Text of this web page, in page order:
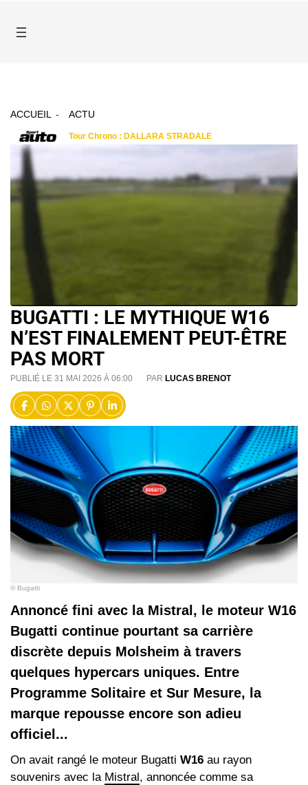
ACCUEIL ACTU
BUGATTI : LE MYTHIQUE W16
N’EST FINALEMENT PEUT-ÊTRE
PAS MORT
PUBLIÉ LE 31 MAI 2026 À 06:00 PAR LUCAS BRENOT
© Bugatti
Annoncé fini avec la Mistral, le moteur W16
Bugatti continue pourtant sa carrière
discrète depuis Molsheim à travers
quelques hypercars uniques. Entre
Programme Solitaire et Sur Mesure, la
marque repousse encore son adieu
officiel...
On avait rangé le moteur Bugatti W16 au rayon
souvenirs avec la Mistral , annoncée comme sa